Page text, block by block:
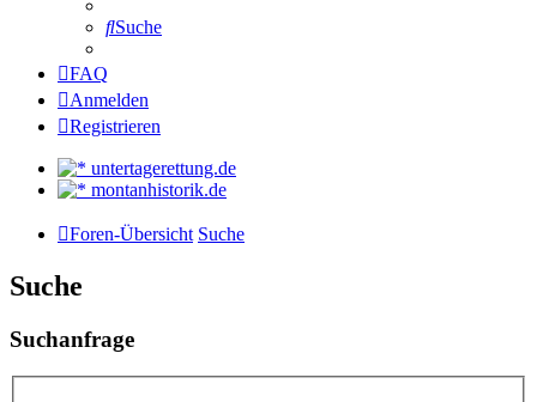
Suche
FAQ
Anmelden
Registrieren
untertagerettung.de
montanhistorik.de
Foren-Übersicht Suche
Suche
Suchanfrage